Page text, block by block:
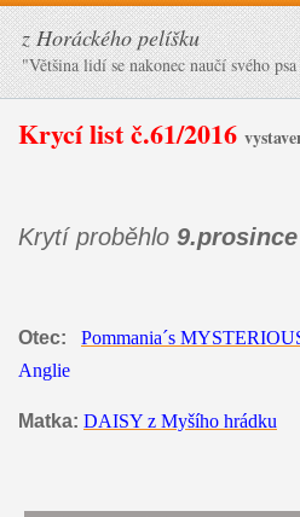
z Horáckého pelíšku
"Většina lidí se nakonec naučí svého
Krycí list č.61/2016
Krytí proběhlo 9.prosince
Otec: Pommania´s
Anglie
Matka: DAISY z Myšího hrádku